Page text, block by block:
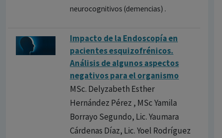
neurocognitivos (demencias) .
Impacto de la Endoscopía en
pacientes esquizofrénicos.
Análisis de algunos aspectos
negativos para el organismo
MSc. Delyzabeth Esther
Hernández Pérez , MSc Yamila
Borrayo Segundo, Lic. Yaumara
Cárdenas Díaz, Lic. Yoel Rodríguez